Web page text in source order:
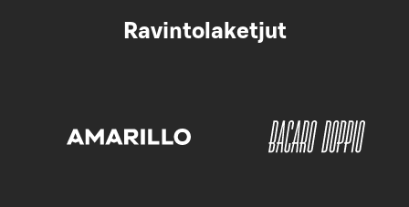
Ravintolaketjut